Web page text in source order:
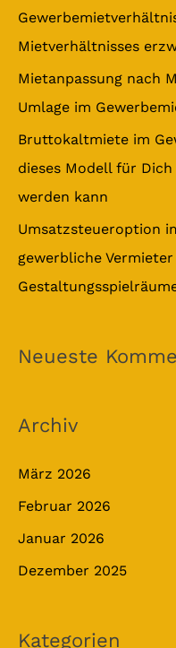
Mietverhältnisses
Mietanpassung nach
Umlage im
Bruttokaltmiete im
dieses Modell für
werden kann
Umsatzsteueroption
gewerbliche
Neueste
Archiv
März 2026
Februar 2026
Januar 2026
Dezember 2025
Kategorien